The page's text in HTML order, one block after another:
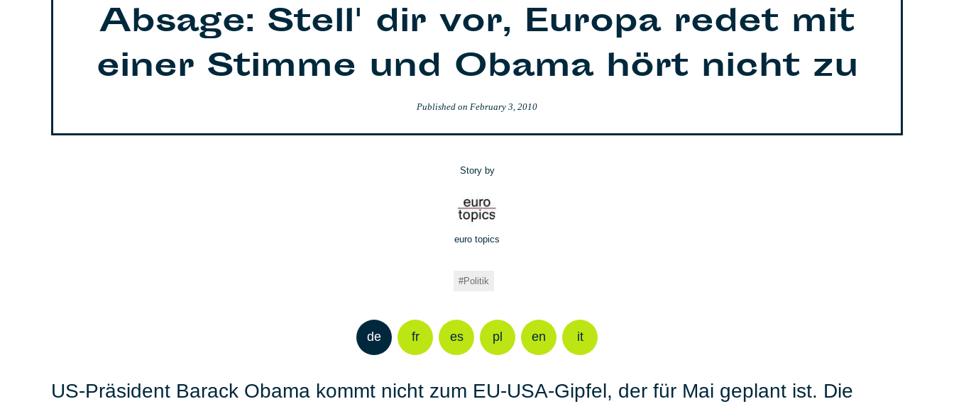
Absage: Stell' dir vor, Europa redet mit
einer Stimme und Obama hört nicht zu
Published on February 3, 2010
Story by
euro topics
Politik
de fr es pl en it
US-Präsident Barack Obama kommt nicht zum EU-USA-Gipfel, der für Mai geplant ist. Die